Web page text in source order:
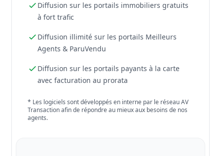
Diffusion sur les portails immobiliers gratuits
à fort trafic
Diffusion illimité sur les portails Meilleurs
Agents & ParuVendu
Diffusion sur les portails payants à la carte
avec facturation au prorata
* Les logiciels sont développés en interne par le réseau AV
Transaction afin de répondre au mieux aux besoins de nos
agents.